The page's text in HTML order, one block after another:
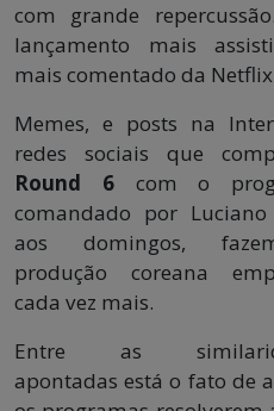
com grande
lançamento mais
mais comentado da
Memes, e posts na
redes sociais que
Round 6com o
comandado por
aos domingos,
produção coreana
cada vez mais.
Entre as
apontadas está o fato de